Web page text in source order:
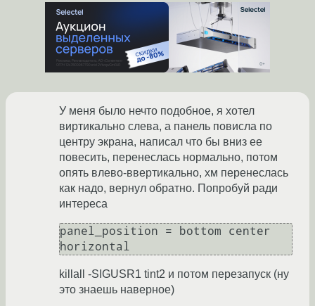
У меня было нечто подобное, я хотел
виртикально слева, а панель повисла по
центру экрана, написал что бы вниз ее
повесить, перенеслась нормально, потом
опять влево-ввертикально, хм перенеслась
как надо, вернул обратно. Попробуй ради
интереса
panel_position = bottom center
horizontal
killall -SIGUSR1 tint2 и потом перезапуск (ну
это знаешь наверное)